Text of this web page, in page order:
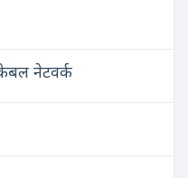
नेटवर्क